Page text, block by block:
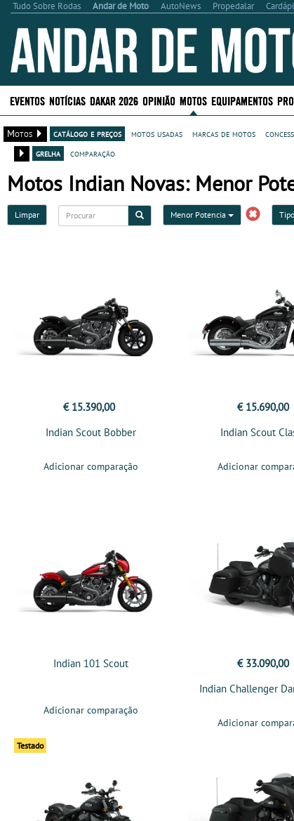
Tudo Sobre Rodas Andar de Moto AutoNews Propedalar
EVENTOS NOTÍCIAS DAKAR 2026 OPINIÃO MOTOS EQUIPAMENTOS
Motos catálogo e preços motos usadas marcas de motos
grelha
comparação
Motos Indian Novas: Menor
Limpar Menor Potencia
€ 15.390,00
Indian Scout Bobber
Adicionar comparação
€ 15.690,00
Indian Scout
Adicionar
Indian 101 Scout
Adicionar comparação
€ 33.090,00
Indian Challenger
Adicionar
Testado